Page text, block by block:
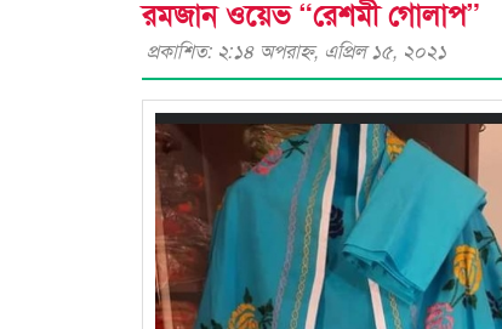
রমজান ওয়েভ “রেশমী গোলাপ”
প্রকাশিত: ২:১৪ অপরাহ্ণ, এপ্রিল ১৫, ২০২১